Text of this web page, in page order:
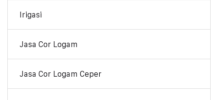
Irigasi
Jasa Cor Logam
Jasa Cor Logam Ceper